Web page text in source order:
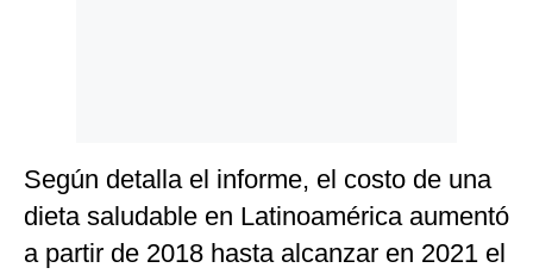
Según detalla el informe, el costo de una
dieta saludable en Latinoamérica aumentó
a partir de 2018 hasta alcanzar en 2021 el